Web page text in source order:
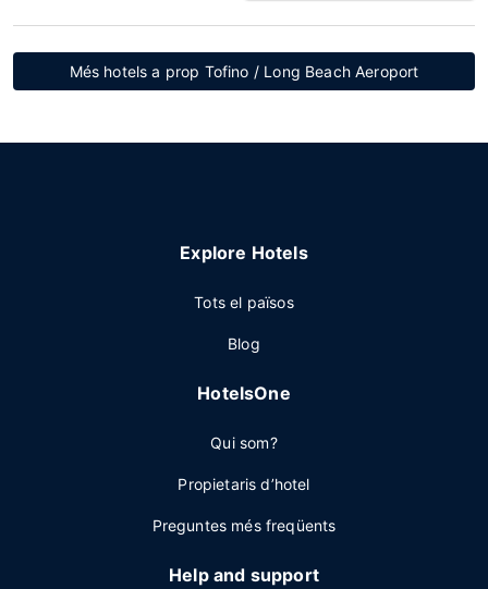
Més hotels a prop Tofino / Long Beach Aeroport
Explore Hotels
Tots el països
Blog
HotelsOne
Qui som?
Propietaris d’hotel
Preguntes més freqüents
Help and support